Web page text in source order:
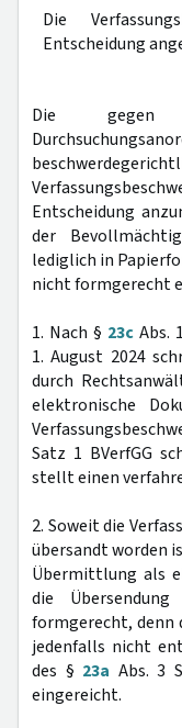
Die
Entscheidung
Die gegen
Entscheidung
der
lediglich in
nicht formgerecht
1. Nach § 23c Abs.
1. August 2024
durch
elektronische
Satz 1 BVerfGG
stellt einen
2. Soweit die
übersandt worden
Übermittlung als
die
formgerecht, denn
jedenfalls nicht
des § 23a Abs. 3
eingereicht.